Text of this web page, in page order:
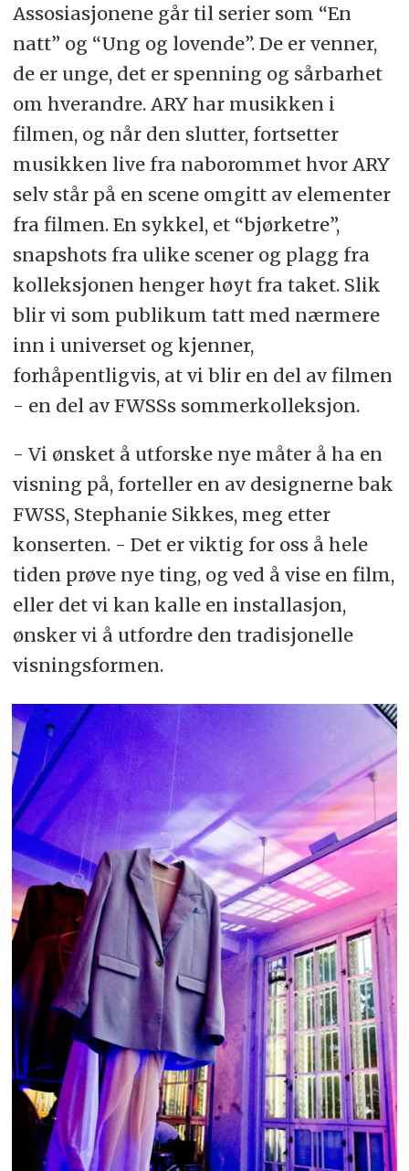
Assosiasjonene går til serier som “En
natt” og “Ung og lovende”. De er venner,
de er unge, det er spenning og sårbarhet
om hverandre. ARY har musikken i
filmen, og når den slutter, fortsetter
musikken live fra naborommet hvor ARY
selv står på en scene omgitt av elementer
fra filmen. En sykkel, et “bjørketre”,
snapshots fra ulike scener og plagg fra
kolleksjonen henger høyt fra taket. Slik
blir vi som publikum tatt med nærmere
inn i universet og kjenner,
forhåpentligvis, at vi blir en del av filmen
- en del av FWSSs sommerkolleksjon.
- Vi ønsket å utforske nye måter å ha en
visning på, forteller en av designerne bak
FWSS, Stephanie Sikkes, meg etter
konserten. - Det er viktig for oss å hele
tiden prøve nye ting, og ved å vise en film,
eller det vi kan kalle en installasjon,
ønsker vi å utfordre den tradisjonelle
visningsformen.